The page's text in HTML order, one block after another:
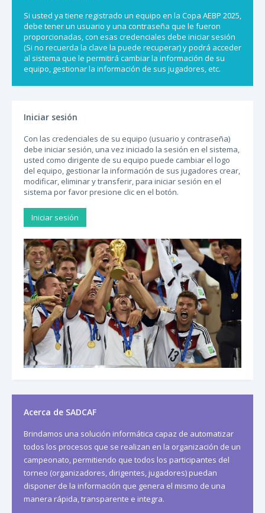
Si usted ya tiene registrado un equipo en la Copa AEBP 2025,
debe tener un usuario y una contraseña que le fueron
proporcionadas, con esas credenciales debe iniciar sesión
(Si no recuerda la clave la puede recuperar) y podrá acceder
al sistema que le permitirá cambiar la información de su
equipo, gestionar la información de sus jugadores, etc.
Iniciar sesión
Con las credenciales de su equipo (usuario y contraseña)
debe iniciar sesión, una vez iniciado la sesión en el sistema,
usted como dirigente de su equipo puede cambiar el logo
del equipo, gestionar la información de sus jugadores crear,
modificar, eliminar y transferir, para iniciar sesión en el
sistema por favor presione clic en el botón.
Iniciar sesión
Acerca de SADCAF
Brindamos una solución informática capaz de automatizar
todos los procesos que se realizan en la organización de un
campeonato, permitiendo que todos los participantes del
torneo (organizadores, dirigentes, jugadores) puedan
disponer de la información que genera el mismo de una
manera rápida, transparente e integra.